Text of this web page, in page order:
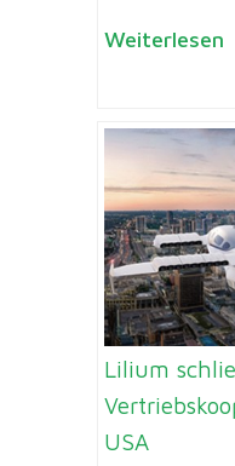
Weiterlesen
Lilium
USA